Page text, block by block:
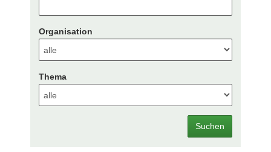
Organisation
Thema
Suchen